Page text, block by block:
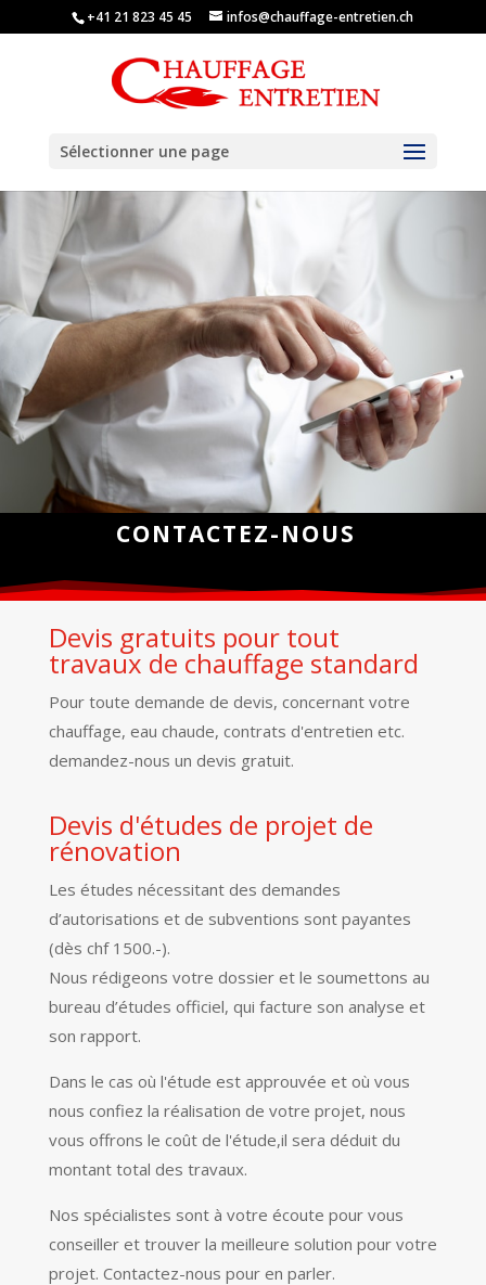
+41 21 823 45 45 infos@chauffage-entretien.ch
Sélectionner une page
CONTACTEZ-NOUS
Devis gratuits pour tout
travaux de chauffage standard
Pour toute demande de devis, concernant votre
chauffage, eau chaude, contrats d'entretien etc.
demandez-nous un devis gratuit.
Devis d'études de projet de
rénovation
Les études nécessitant des demandes
d’autorisations et de subventions sont payantes
(dès chf 1500.-).
Nous rédigeons votre dossier et le soumettons au
bureau d’études officiel, qui facture son analyse et
son rapport.
Dans le cas où l'étude est approuvée et où vous
nous confiez la réalisation de votre projet, nous
vous offrons le coût de l'étude,il sera déduit du
montant total des travaux.
Nos spécialistes sont à votre écoute pour vous
conseiller et trouver la meilleure solution pour votre
projet. Contactez-nous pour en parler.